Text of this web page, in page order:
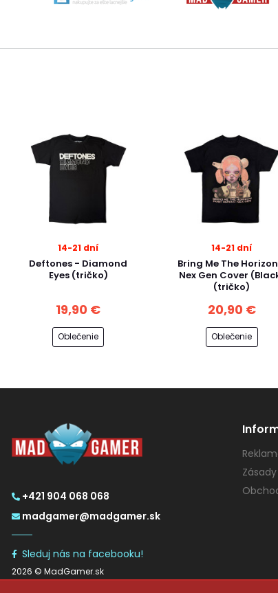
14-21 dní
Deftones - Diamond
Eyes (tričko)
19,90 €
Oblečenie
14-21 dní
Bring Me The
Nex Gen Cover
(tričko)
20,90 €
Oblečenie
+421 904 068 068
madgamer@madgamer.sk
Sleduj nás na facebooku!
2026 © MadGamer.sk